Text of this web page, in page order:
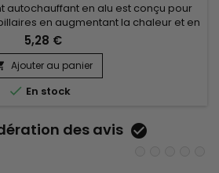
autochauffant en alu est conçu pour
en augmentant la chaleur et en
des masques et huiles en
sa matière en aluminium, il retient la
effets hydratants et nourrissants des
plus doux, brillants et résistants....
5,28 €
Ajouter au panier
 En stock
des avis 